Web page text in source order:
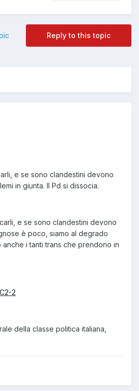
Reply to this topic
e se sono clandestini devono
in giunta. Il Pd si dissocia.
e se sono clandestini devono
è poco, siamo al degrado
i tanti trans che prendono in
2
della classe politica italiana,